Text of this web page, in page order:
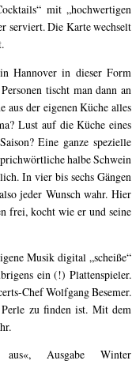
mit „hochwertigen
serviert. Die Karte wechselt
Hannover in dieser Form
tischt man dann an
aus der eigenen Küche alles
Lust auf die Küche eines
Eine ganze spezielle
halbe Schwein
In vier bis sechs Gängen
jeder Wunsch wahr. Hier
frei, kocht wie er und seine
Musik digital „scheiße“
ein (!) Plattenspieler.
Chef Wolfgang Besemer.
Perle zu finden ist. Mit dem
Ausgabe Winter